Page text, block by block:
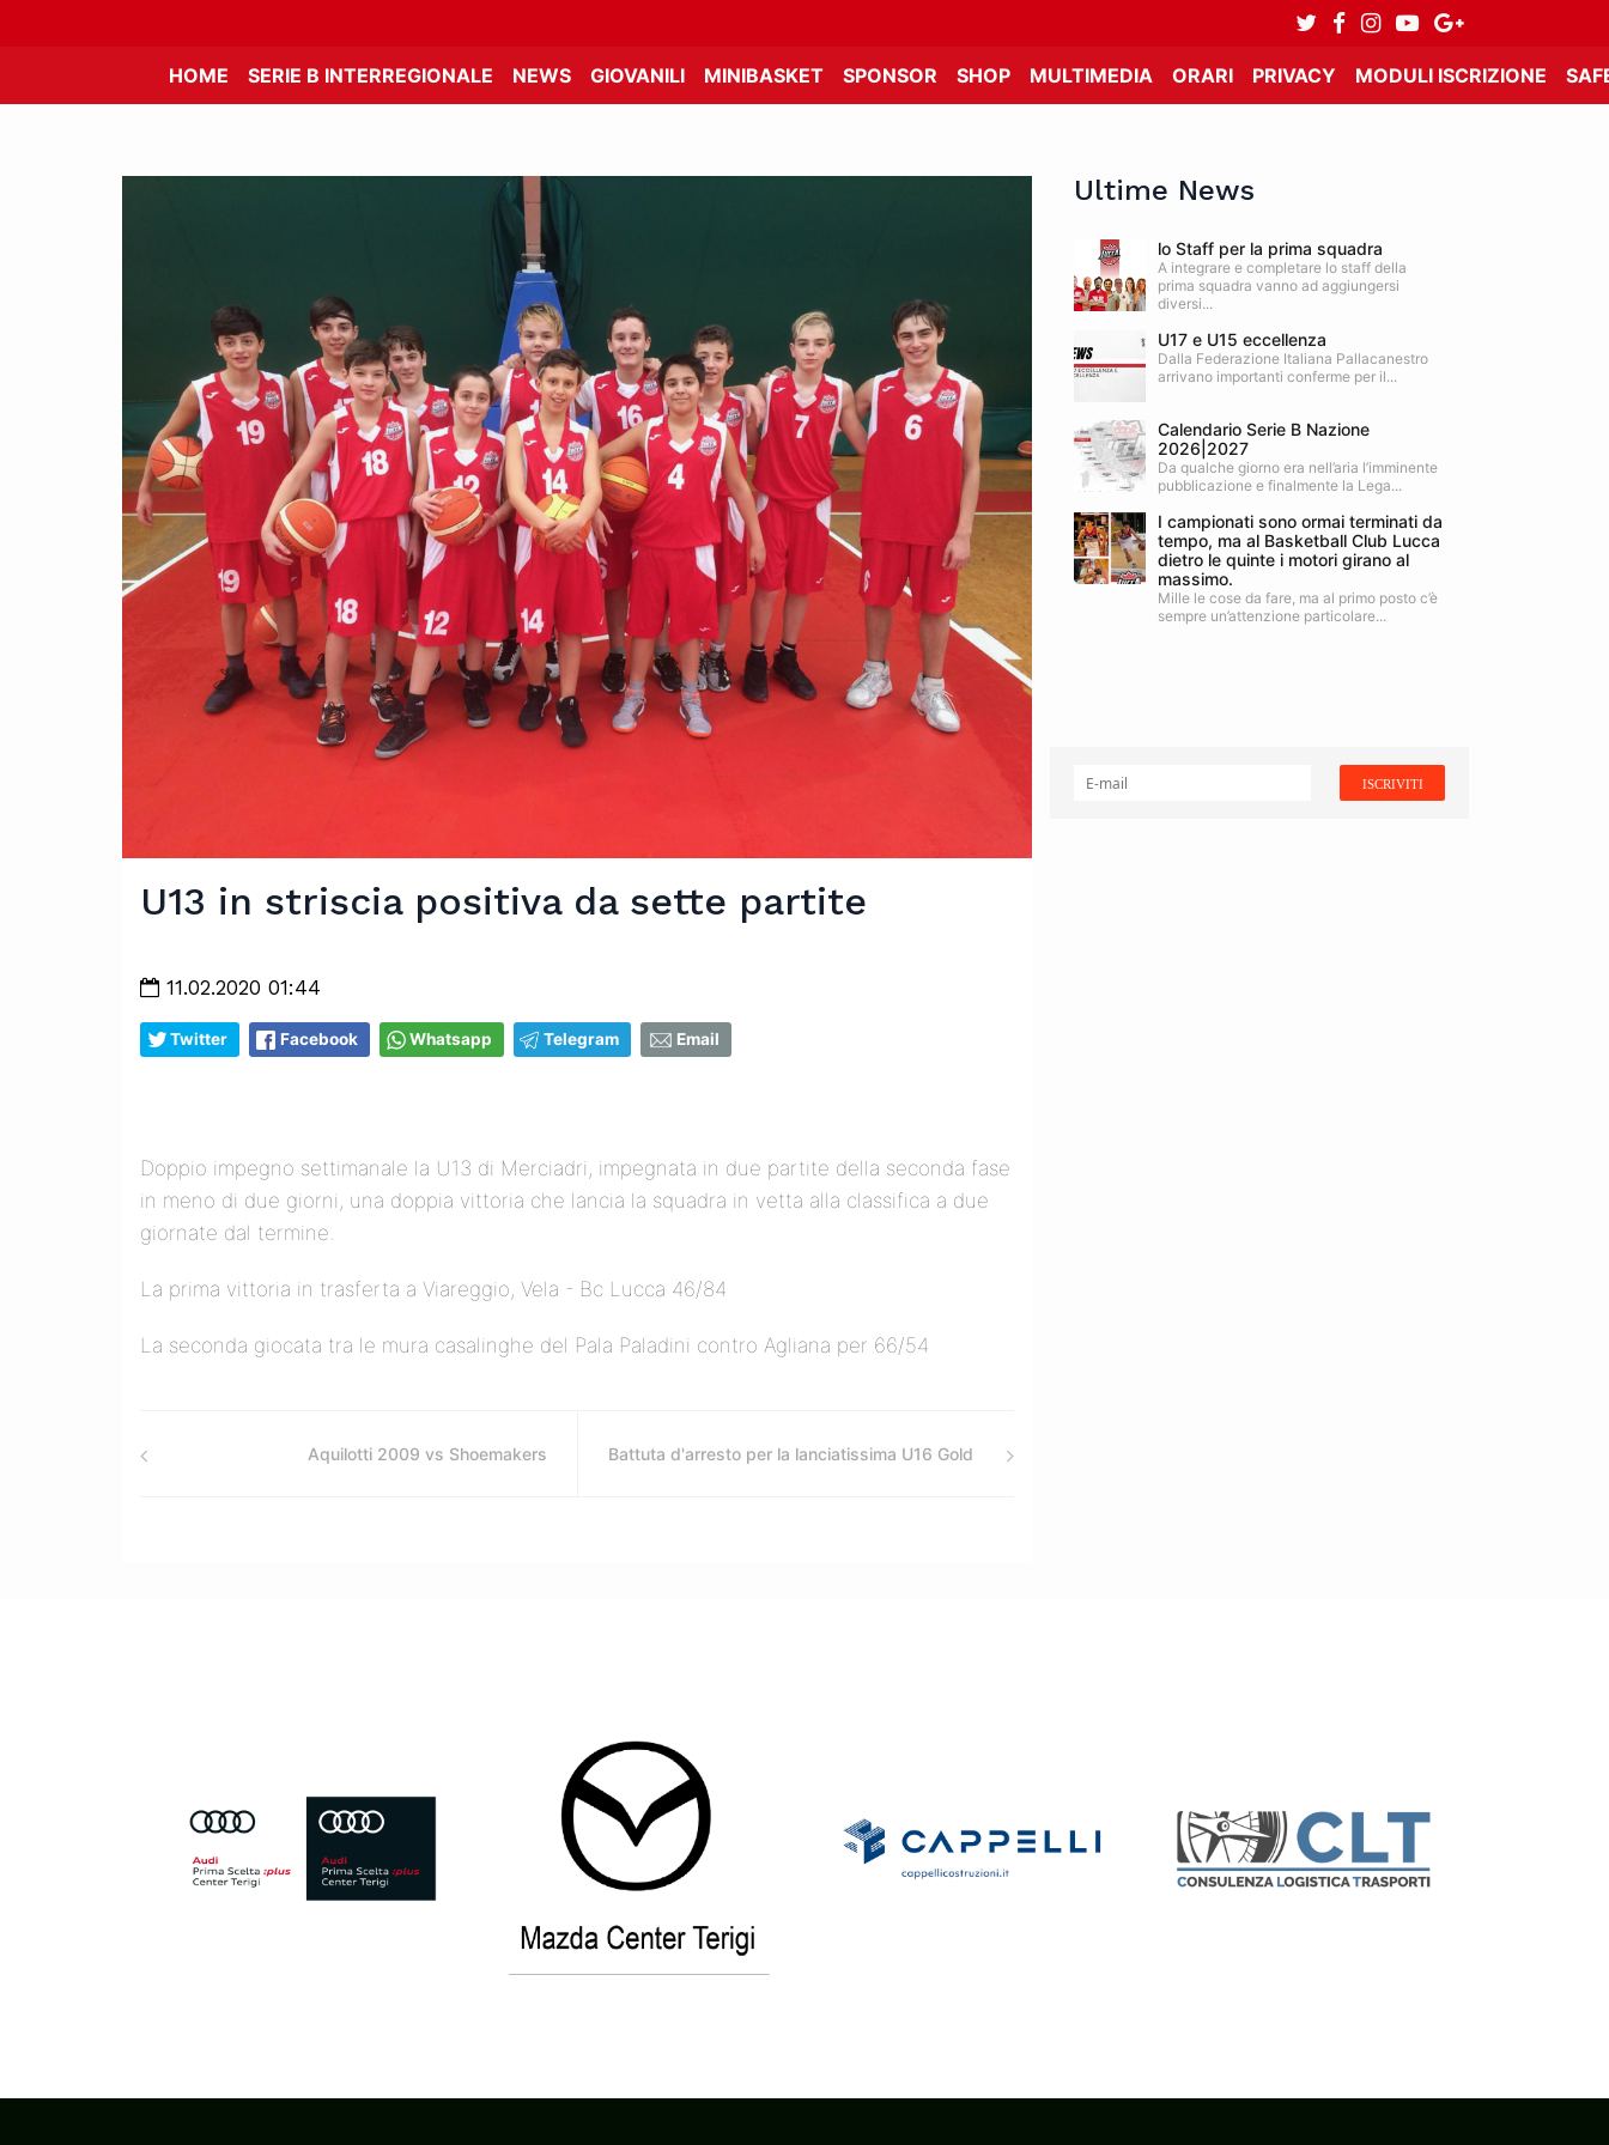
HOME SERIE B INTERREGIONALE NEWS GIOVANILI MINIBASKET SPONSOR SHOP MULTIMEDIA ORARI PRIVACY MODULI ISCRIZIONE
U13 in striscia positiva da sette partite
11.02.2020 01:44
Twitter Facebook Whatsapp Telegram Email
Doppio impegno settimanale la U13 di Merciadri, impegnata in due partite della seconda fase
in meno di due giorni, una doppia vittoria che lancia la squadra in vetta alla classifica a due
giornate dal termine.
La prima vittoria in trasferta a Viareggio, Vela - Bc Lucca 46/84
La seconda giocata tra le mura casalinghe del Pala Paladini contro Agliana per 66/54
Aquilotti 2009 vs Shoemakers Battuta d'arresto per la lanciatissima U16 Gold
Ultime News
lo Staff per la prima squadra
A integrare e completare lo staff della
prima squadra vanno ad aggiungersi
diversi...
U17 e U15 eccellenza
Dalla Federazione Italiana Pallacanestro
arrivano importanti conferme per il...
Calendario Serie B Nazione
2026|2027
Da qualche giorno era nell’aria l’imminente
pubblicazione e finalmente la Lega...
I campionati sono ormai terminati da
tempo, ma al Basketball Club Lucca
dietro le quinte i motori girano al
massimo.
Mille le cose da fare, ma al primo posto c’è
sempre un’attenzione particolare...